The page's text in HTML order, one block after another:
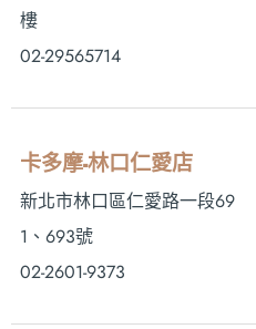
樓
02-29565714
卡多摩-林口仁愛店
新北市林口區仁愛路一段69
1、693號
02-2601-9373